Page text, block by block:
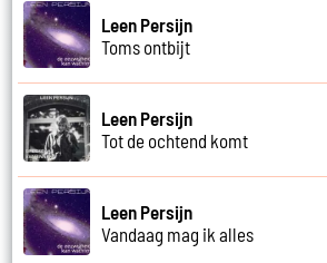
Leen Persijn
Toms ontbijt
Leen Persijn
Tot de ochtend komt
Leen Persijn
Vandaag mag ik alles